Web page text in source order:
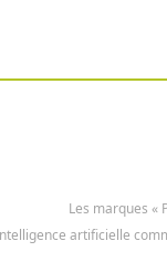
Les marques «
artificielle